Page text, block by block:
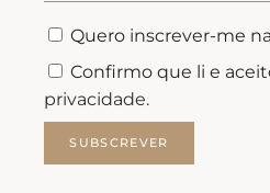
Quero inscrever-me
Confirmo que li e
privacidade.
SUBSCREVER